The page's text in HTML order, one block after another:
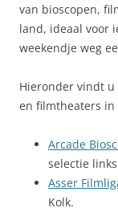
van bioscopen,
land, ideaal voor
weekendje weg
Hieronder vindt u
en filmtheaters in
Arcade
selectie
Asser
Kolk.